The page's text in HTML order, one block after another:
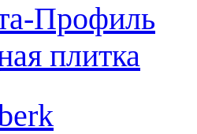
Профиль
плитка